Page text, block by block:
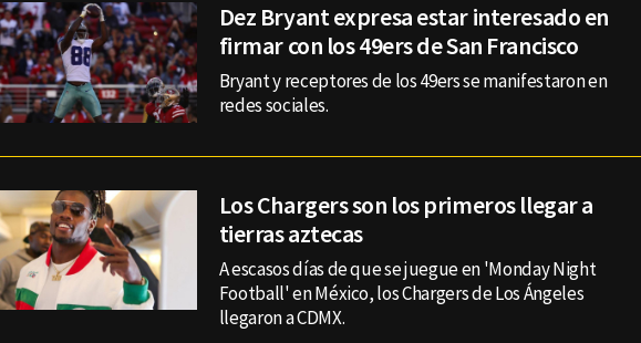
Dez Bryant expresa estar interesado en
firmar con los 49ers de San Francisco
Bryant y receptores de los 49ers se manifestaron en
redes sociales.
Los Chargers son los primeros llegar a
tierras aztecas
A escasos días de que se juegue en 'Monday Night
Football' en México, los Chargers de Los Ángeles
llegaron a CDMX.